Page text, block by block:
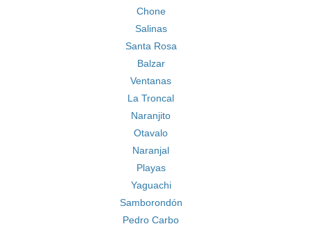
Chone
Salinas
Santa Rosa
Balzar
Ventanas
La Troncal
Naranjito
Otavalo
Naranjal
Playas
Yaguachi
Samborondón
Pedro Carbo